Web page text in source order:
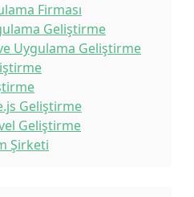
Firması
Geliştirme
Uygulama Geliştirme
Geliştirme
Geliştirme
Şirketi